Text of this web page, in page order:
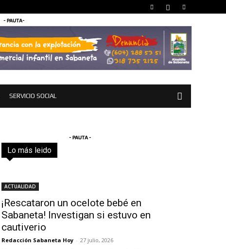
- PAUTA-
SERVICIO SOCIAL
- PAUTA -
Lo más leidoTodo
ACTUALIDAD
¡Rescataron un ocelote bebé en
Sabaneta! Investigan si estuvo en
cautiverio
Redacción Sabaneta Hoy - 27 julio, 2026